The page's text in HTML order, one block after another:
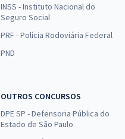
INSS - Instituto Nacional do
Seguro Social
PRF - Polícia Rodoviária Federal
PND
OUTROS CONCURSOS
DPE SP - Defensoria Pública do
Estado de São Paulo